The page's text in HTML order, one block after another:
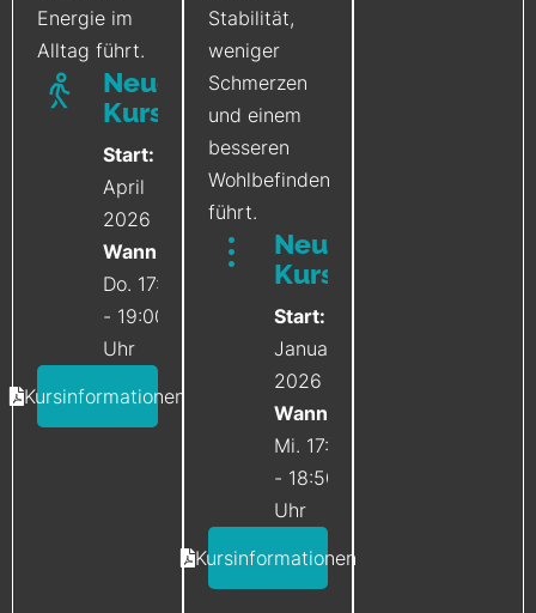
Energie im
Alltag führt.
Neuer
Kurs
Start:
April
2026
Wann:
Do. 17:30
- 19:00
Uhr
Kursinformationen
Stabilität,
weniger
Schmerzen
und einem
besseren
Wohlbefinden
führt.
Neuer
Kurs
Start:
Januar
2026
Wann:
Mi. 17:50
- 18:50
Uhr
Kursinformationen